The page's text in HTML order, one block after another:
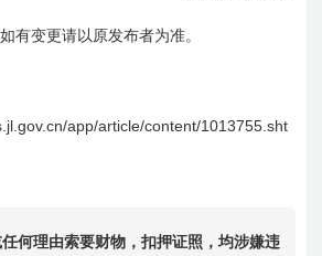
有变更请以原发布者为准。
app/article/content/1013755.sht
何理由索要财物，扣押证照，均涉嫌违